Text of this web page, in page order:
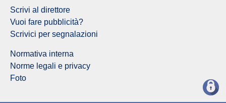
Scrivi al direttore
Vuoi fare pubblicità?
Scrivici per segnalazioni
Normativa interna
Norme legali e privacy
Foto